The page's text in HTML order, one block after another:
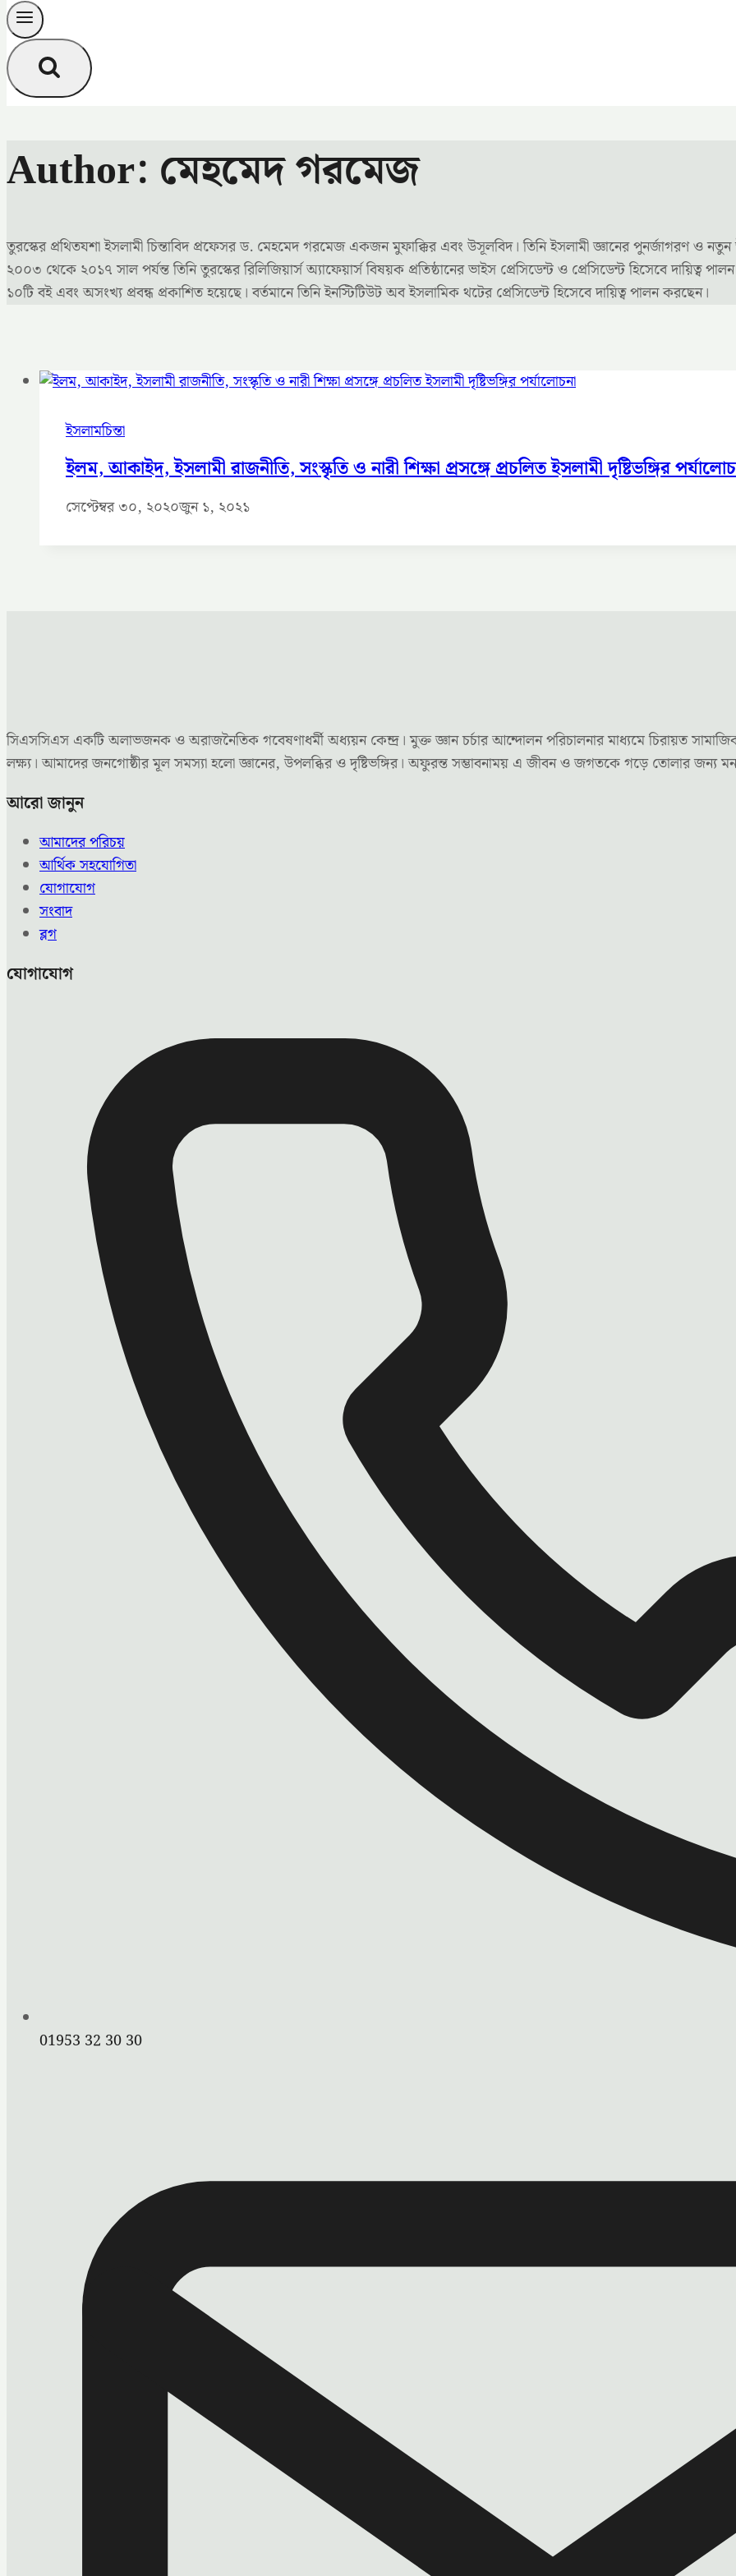
Author: মেহমেদ গরমেজ
তুরস্কের প্রথিতযশা ইসলামী চিন্তাবিদ প্রফেসর ড. মেহমেদ গরমেজ একজন মুফাক্কির এবং উসূলবিদ। তিনি ইসলামী জ্ঞানের পুনর্জাগরণ ও
২০০৩ থেকে ২০১৭ সাল পর্যন্ত তিনি তুরস্কের রিলিজিয়ার্স অ্যাফেয়ার্স বিষয়ক প্রতিষ্ঠানের ভাইস প্রেসিডেন্ট ও প্রেসিডেন্ট হিসেবে দায়িত্ব
১০টি বই এবং অসংখ্য প্রবন্ধ প্রকাশিত হয়েছে। বর্তমানে তিনি ইনস্টিটিউট অব ইসলামিক থটের প্রেসিডেন্ট হিসেবে দায়িত্ব পালন করছেন।
ইসলামচিন্তা
ইলম, আকাইদ, ইসলামী রাজনীতি, সংস্কৃতি ও নারী শিক্ষা প্রসঙ্গে প্রচলিত ইসলামী দৃষ্টিভঙ্গির
সেপ্টেম্বর ৩০, ২০২০জুন ১, ২০২১
সিএসসিএস একটি অলাভজনক ও অরাজনৈতিক গবেষণাধর্মী অধ্যয়ন কেন্দ্র। মুক্ত জ্ঞান চর্চার আন্দোলন পরিচালনার মাধ্যমে চিরায়ত
লক্ষ্য। আমাদের জনগোষ্ঠীর মূল সমস্যা হলো জ্ঞানের, উপলব্ধির ও দৃষ্টিভঙ্গির। অফুরন্ত সম্ভাবনাময় এ জীবন ও জগতকে গড়ে তোলার
আরো জানুন
আমাদের পরিচয়
আর্থিক সহযোগিতা
যোগাযোগ
সংবাদ
ব্লগ
যোগাযোগ
01953 32 30 30